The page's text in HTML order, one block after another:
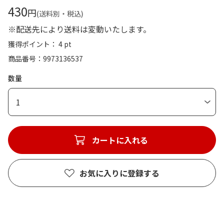
430円(送料別・税込)
※配送先により送料は変動いたします。
獲得ポイント： 4 pt
商品番号
9973136537
数量
1
カートに入れる
お気に入りに登録する